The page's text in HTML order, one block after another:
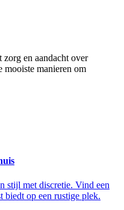
zorg en aandacht over
manieren om
stijl met discretie. Vind een
biedt op een rustige plek.